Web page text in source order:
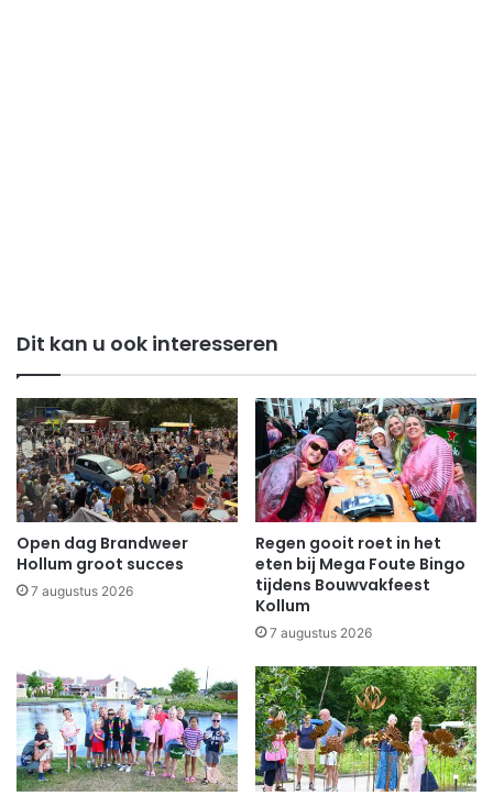
Dit kan u ook interesseren
Open dag Brandweer
Hollum groot succes
7 augustus 2026
Regen gooit roet in het
eten bij Mega Foute Bingo
tijdens Bouwvakfeest
Kollum
7 augustus 2026